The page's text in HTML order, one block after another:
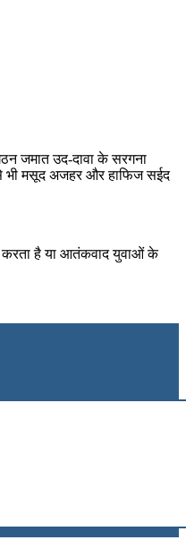
जमात उद-दावा के सरगना
भी मसूद अजहर और हाफिज सईद
करता है या आतंकवाद युवाओं के